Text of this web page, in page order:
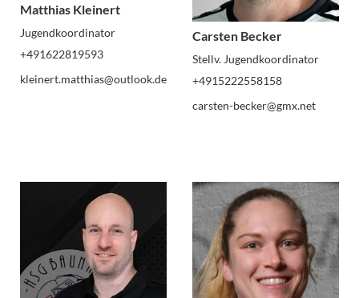
Matthias Kleinert
Jugendkoordinator
+491622819593
kleinert.matthias@outlook.de
Carsten Becker
Stellv. Jugendkoordinator
+4915222558158
carsten-becker@gmx.net